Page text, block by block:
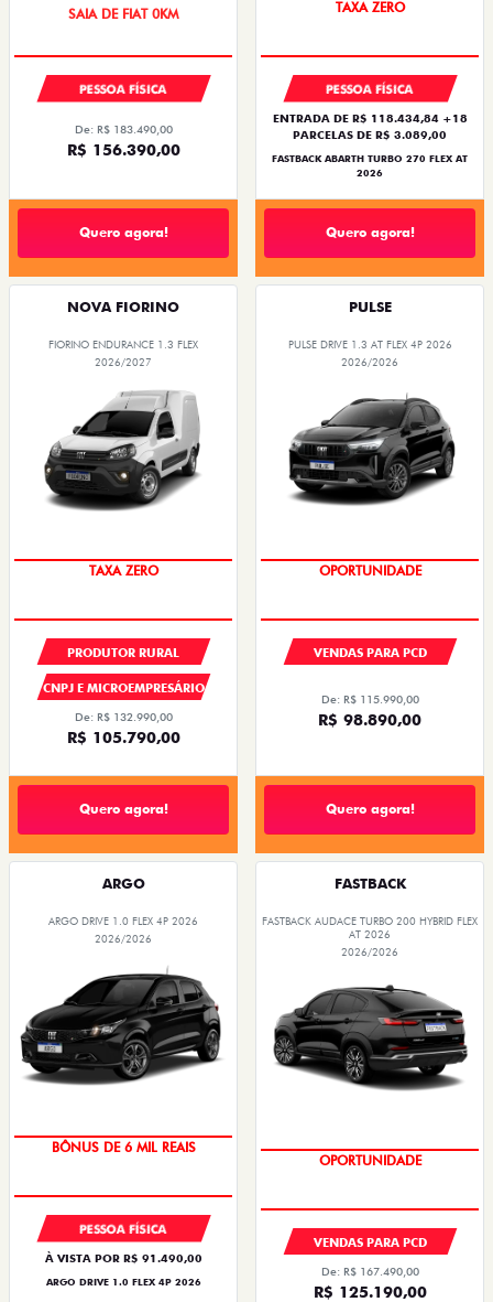
SAIA DE FIAT 0KM
PESSOA FÍSICA
De: R$ 183.490,00
R$ 156.390,00
Quero agora!
TAXA ZERO
PESSOA FÍSICA
ENTRADA DE R$ 118.434,84 +18
PARCELAS DE R$ 3.089,00
FASTBACK ABARTH TURBO 270 FLEX AT
2026
Quero agora!
NOVA FIORINO
FIORINO ENDURANCE 1.3 FLEX
2026/2027
TAXA ZERO
PRODUTOR RURAL
CNPJ E MICROEMPRESÁRIO
De: R$ 132.990,00
R$ 105.790,00
Quero agora!
PULSE
PULSE DRIVE 1.3 AT FLEX 4P 2026
2026/2026
OPORTUNIDADE
VENDAS PARA PCD
De: R$ 115.990,00
R$ 98.890,00
Quero agora!
ARGO
ARGO DRIVE 1.0 FLEX 4P 2026
2026/2026
BÔNUS DE 6 MIL REAIS
PESSOA FÍSICA
À VISTA POR R$ 91.490,00
ARGO DRIVE 1.0 FLEX 4P 2026
FASTBACK
FASTBACK AUDACE TURBO 200 HYBRID FLEX
AT 2026
2026/2026
OPORTUNIDADE
VENDAS PARA PCD
De: R$ 167.490,00
R$ 125.190,00